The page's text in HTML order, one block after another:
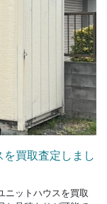
買取査定しまし
ニットハウスを買取